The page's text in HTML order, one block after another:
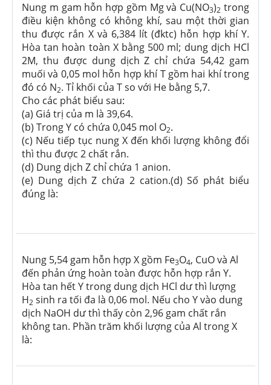
Nung m gam hỗn hợp gồm Mg và Cu(NO3)2 trong
điều kiện không có không khí, sau một thời gian
thu được rắn X và 6,384 lít (đktc) hỗn hợp khí Y.
Hòa tan hoàn toàn X bằng 500 ml; dung dịch HCl
2M, thu được dung dịch Z chỉ chứa 54,42 gam
muối và 0,05 mol hỗn hợp khí T gồm hai khí trong
đó có N2. Tỉ khối của T so với He bằng 5,7.
Cho các phát biểu sau:
(a) Giá trị của m là 39,64.
(b) Trong Y có chứa 0,045 mol O2.
(c) Nếu tiếp tục nung X đến khối lượng không đổi
thì thu được 2 chất rắn.
(d) Dung dịch Z chỉ chứa 1 anion.
(e) Dung dịch Z chứa 2 cation.(d) Số phát biểu
đúng là:
Nung 5,54 gam hỗn hợp X gồm Fe3O4, CuO và Al
đến phản ứng hoàn toàn được hỗn hợp rắn Y.
Hòa tan hết Y trong dung dịch HCl dư thì lượng
H2 sinh ra tối đa là 0,06 mol. Nếu cho Y vào dung
dịch NaOH dư thì thấy còn 2,96 gam chất rắn
không tan. Phần trăm khối lượng của Al trong X
là: